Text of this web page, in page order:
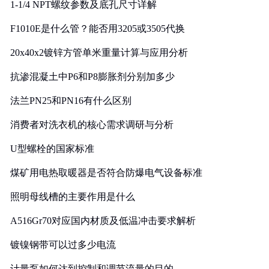
1-1/4 NPT螺纹参数及底孔尺寸详解
F1010E是什么管？能否用3205或3505代换
20x40x2镀锌方管单米重量计算与应用分析
抗渗混凝土中P6和P8膨胀剂分别加多少
法兰PN25和PN16有什么区别
消费者对洗衣机的核心需求调研与分析
U型螺栓的国家标准
煤矿用电热取暖器是否符合防爆电气设备标准
照明母线槽的主要作用是什么
A516Gr70对应国内材质及低温冲击要求解析
镀镍钢带可以过多少电流